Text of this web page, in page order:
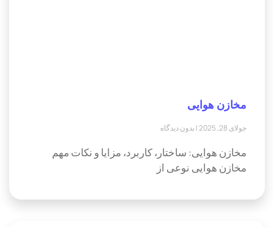
مخازن هوایی
جولای 28, 2025 بدون دیدگاه
مخازن هوایی: ساختار، کاربرد، مزایا و نکات مهم
مخازن هوایی نوعی از